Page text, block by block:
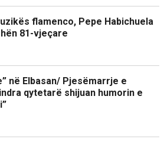
flamenco, Pepe Habichuela
81-vjeçare
në Elbasan/ Pjesëmarrje e
qytetarë shijuan humorin e